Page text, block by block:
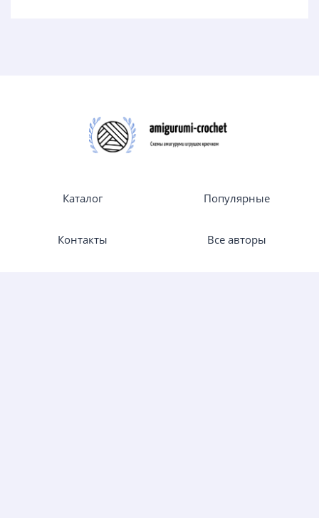
Каталог Популярные
Контакты Все авторы